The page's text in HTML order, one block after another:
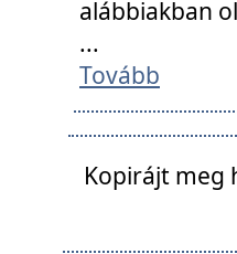
alábbiakban
...
Tovább
Kopirájt meg